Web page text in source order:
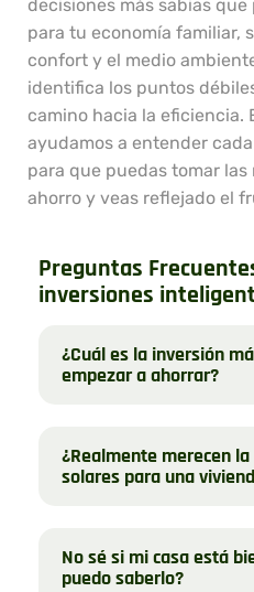
decisiones más sabias
para tu economía familiar,
confort y el medio
identifica los puntos
camino hacia la eficiencia.
ayudamos a entender
para que puedas tomar
ahorro y veas reflejado el
Preguntas
inversiones
¿Cuál es la inversión
empezar a ahorrar?
¿Realmente merecen
solares para una
No sé si mi casa está
puedo saberlo?